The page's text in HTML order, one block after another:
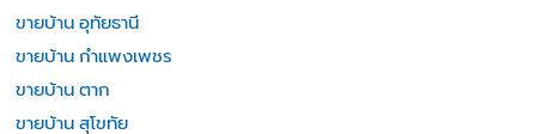
ขายบ้าน อุทัยธานี
ขายบ้าน กำแพงเพชร
ขายบ้าน ตาก
ขายบ้าน สุโขทัย